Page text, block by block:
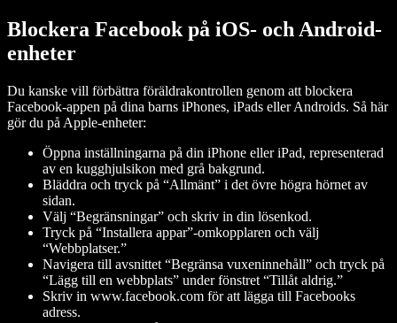
Blockera Facebook på iOS- och Android-
enheter
Du kanske vill förbättra föräldrakontrollen genom att blockera
Facebook-appen på dina barns iPhones, iPads eller Androids. Så här
gör du på Apple-enheter:
Öppna inställningarna på din iPhone eller iPad, representerad
av en kugghjulsikon med grå bakgrund.
Bläddra och tryck på “Allmänt” i det övre högra hörnet av
sidan.
Välj “Begränsningar” och skriv in din lösenkod.
Tryck på “Installera appar”-omkopplaren och välj
“Webbplatser.”
Navigera till avsnittet “Begränsa vuxeninnehåll” och tryck på
“Lägg till en webbplats” under fönstret “Tillåt aldrig.”
Skriv in www.facebook.com för att lägga till Facebooks
adress.